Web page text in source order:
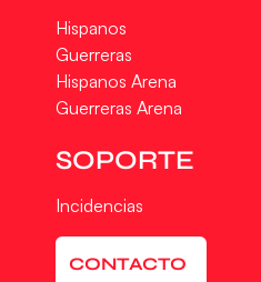
Hispanos
Guerreras
Hispanos Arena
Guerreras Arena
SOPORTE
Incidencias
CONTACTO